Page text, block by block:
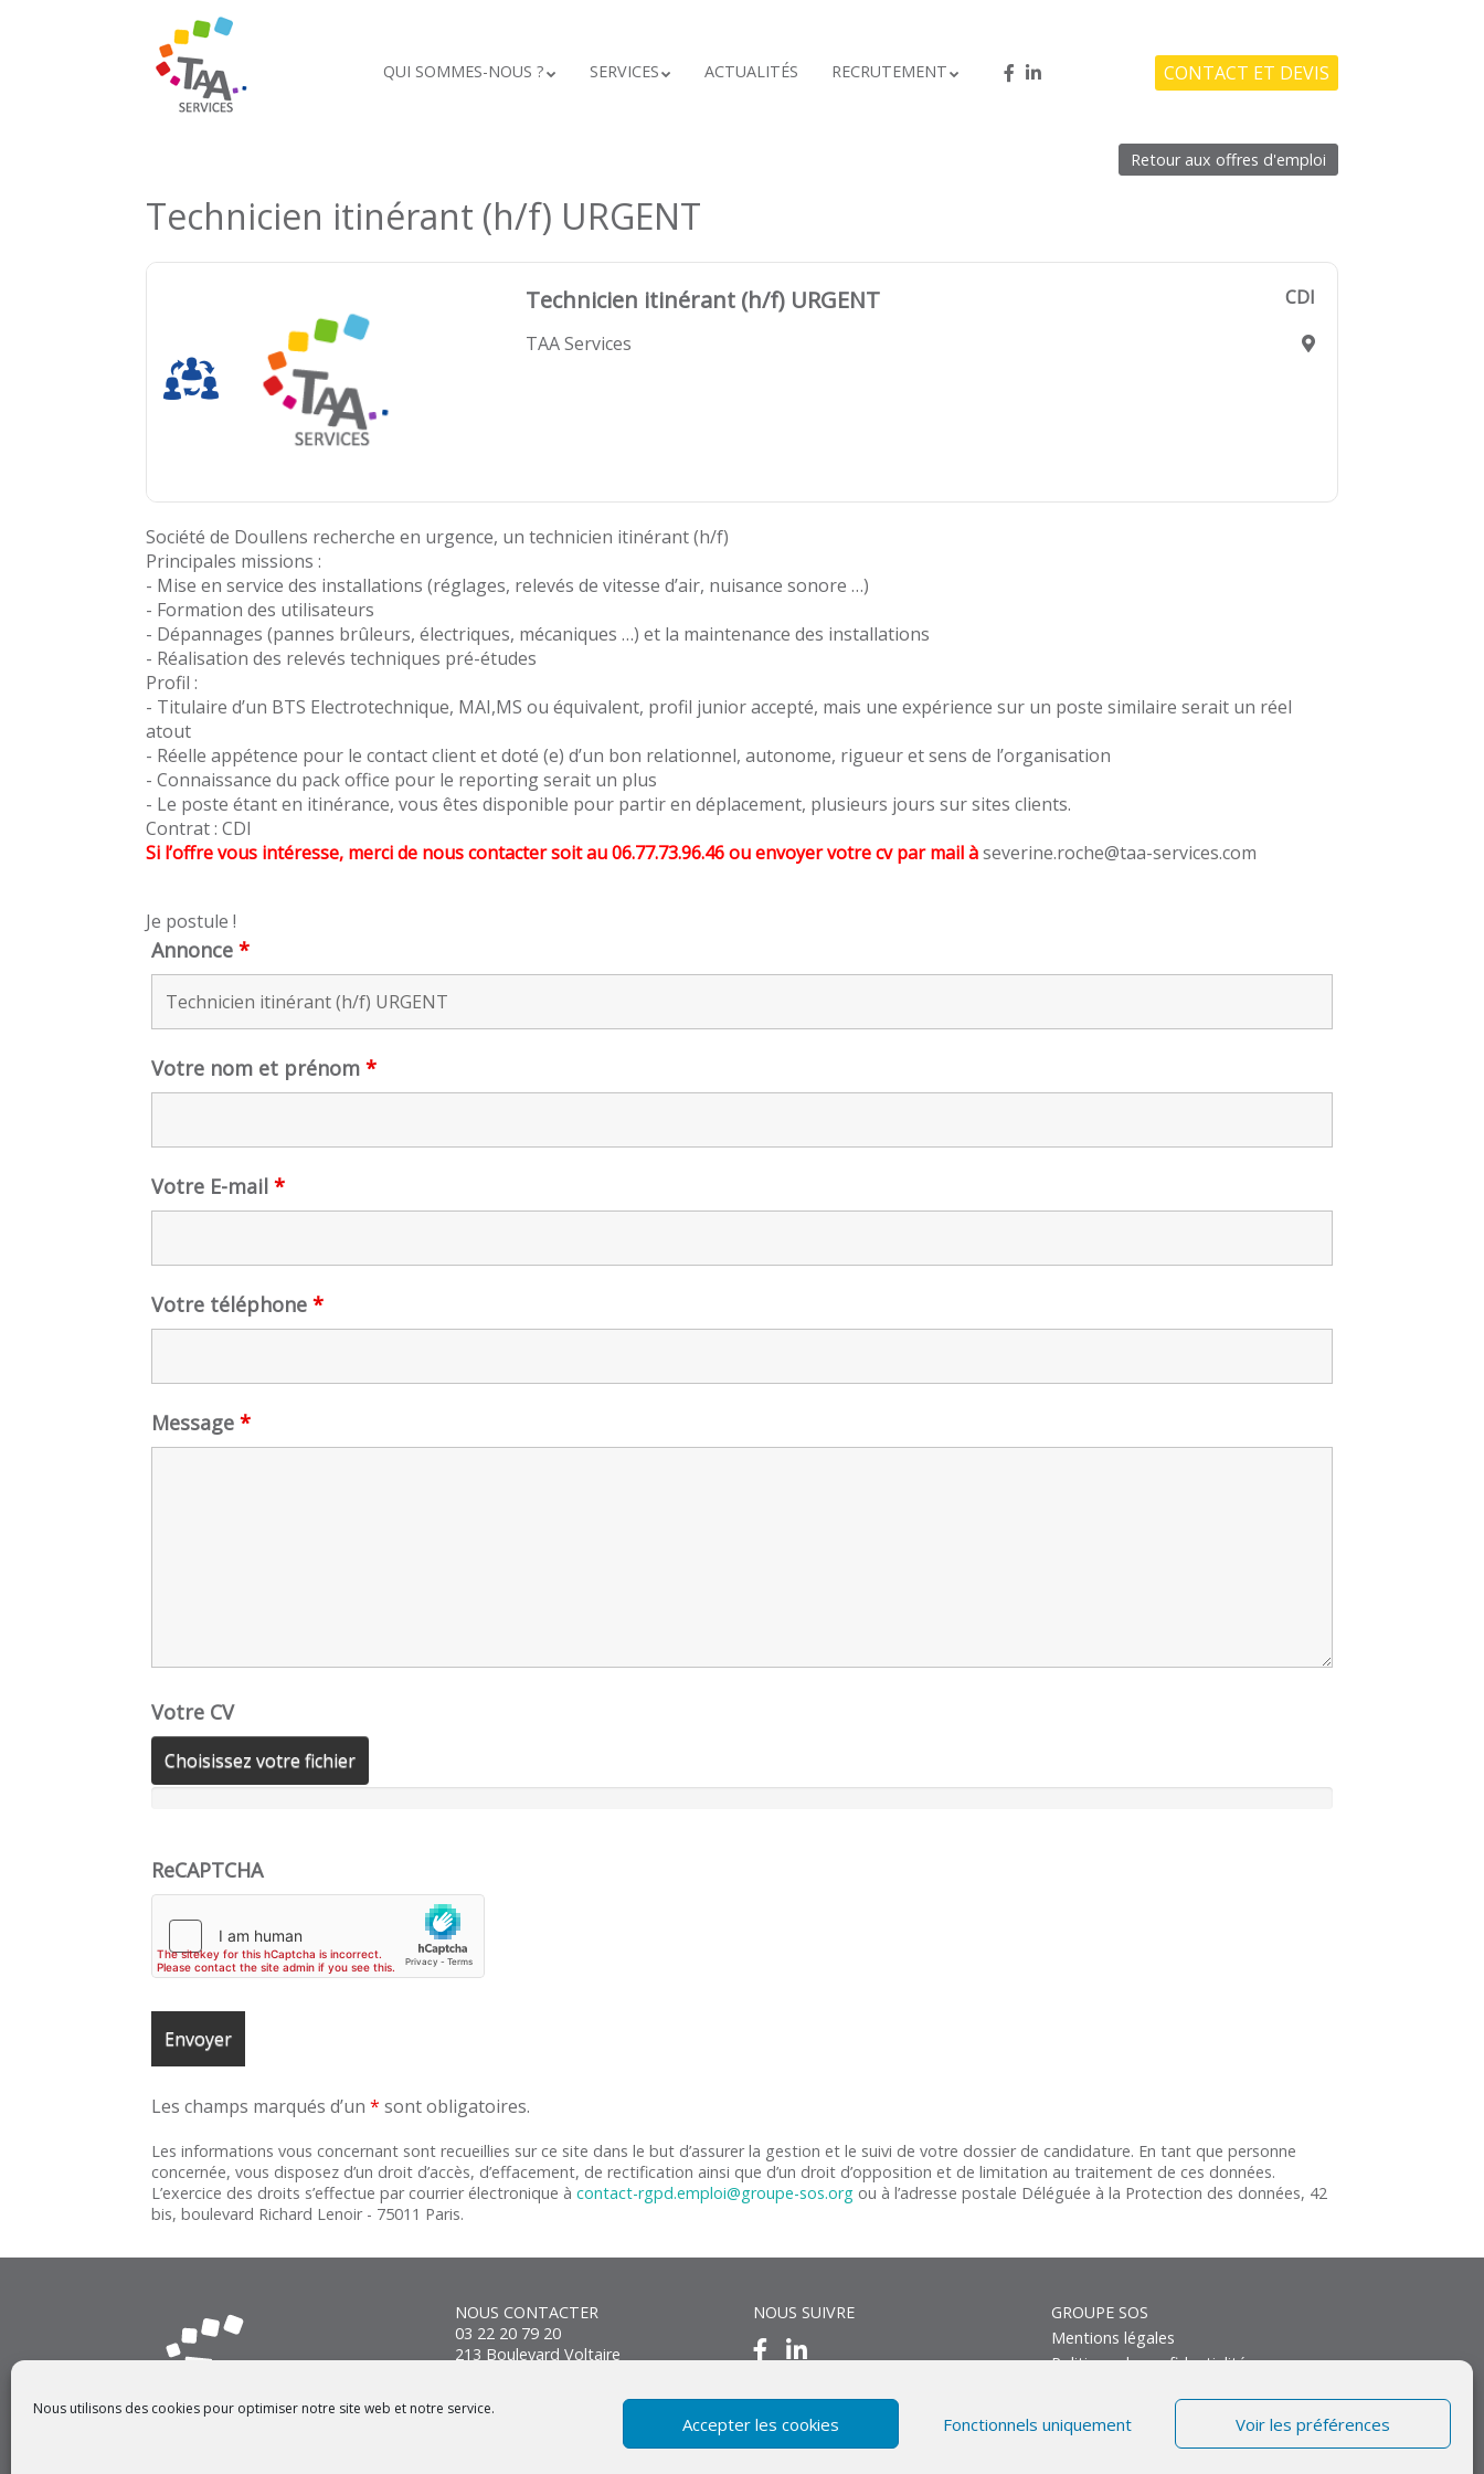
Nous utilisons des cookies pour optimiser notre site web et notre service.
Accepter les cookies Fonctionnels uniquement Voir les préférences
QUI SOMMES-NOUS ? SERVICES ACTUALITÉS RECRUTEMENT CONTACT ET DEVIS
Retour aux offres d'emploi
Technicien itinérant (h/f) URGENT
Technicien itinérant (h/f) URGENT
CDI
TAA Services
Société de Doullens recherche en urgence, un technicien itinérant (h/f)
Principales missions :
- Mise en service des installations (réglages, relevés de vitesse d’air, nuisance sonore …)
- Formation des utilisateurs
- Dépannages (pannes brûleurs, électriques, mécaniques …) et la maintenance des installations
- Réalisation des relevés techniques pré-études
Profil :
- Titulaire d’un BTS Electrotechnique, MAI,MS ou équivalent, profil junior accepté, mais une expérience sur un poste similaire serait un réel
atout
- Réelle appétence pour le contact client et doté (e) d’un bon relationnel, autonome, rigueur et sens de l’organisation
- Connaissance du pack office pour le reporting serait un plus
- Le poste étant en itinérance, vous êtes disponible pour partir en déplacement, plusieurs jours sur sites clients.
Contrat : CDI
Si l’offre vous intéresse, merci de nous contacter soit au 06.77.73.96.46 ou envoyer votre cv par mail àseverine.roche@taa-services.com
Je postule !
Annonce *
Votre nom et prénom *
Votre E-mail *
Votre téléphone *
Message *
Votre CV
Choisissez votre fichier
ReCAPTCHA
Les champs marqués d’un * sont obligatoires.
Les informations vous concernant sont recueillies sur ce site dans le but d’assurer la gestion et le suivi de votre dossier de candidature. En tant que personne
concernée, vous disposez d’un droit d’accès, d’effacement, de rectification ainsi que d’un droit d’opposition et de limitation au traitement de ces données.
L’exercice des droits s’effectue par courrier électronique à contact-rgpd.emploi@groupe-sos.org ou à l’adresse postale Déléguée à la Protection des données, 42
bis, boulevard Richard Lenoir - 75011 Paris.
NOUS CONTACTER
03 22 20 79 20
213 Boulevard Voltaire
contact@taa-services.com
NOUS SUIVRE
GROUPE SOS
Mentions légales
Politique de confidentialité